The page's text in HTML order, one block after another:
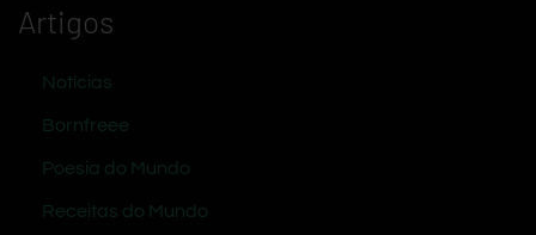
Artigos
Notícias
Bornfreee
Poesia do Mundo
Receitas do Mundo